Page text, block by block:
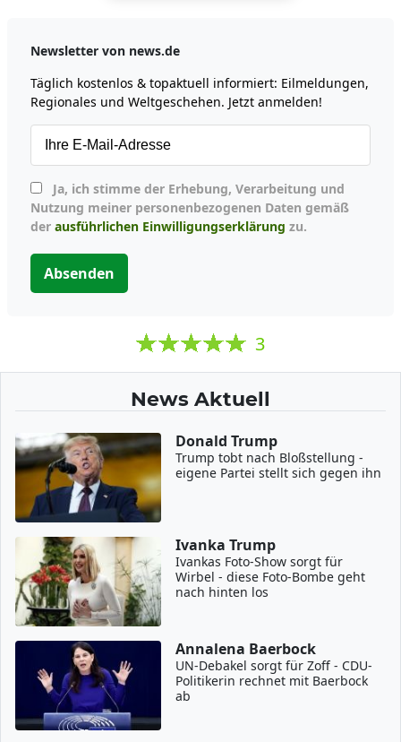
Newsletter von news.de
Täglich kostenlos & topaktuell informiert: Eilmeldungen,
Regionales und Weltgeschehen. Jetzt anmelden!
Nutzung meiner personenbezogenen Daten gemäß
der ausführlichen Einwilligungserklärung zu.
Absenden
3
News Aktuell
Donald Trump
Trump tobt nach Bloßstellung -
eigene Partei stellt sich gegen ihn
Ivanka Trump
Ivankas Foto-Show sorgt für
Wirbel - diese Foto-Bombe geht
nach hinten los
Annalena Baerbock
UN-Debakel sorgt für Zoff - CDU-
Politikerin rechnet mit Baerbock
ab